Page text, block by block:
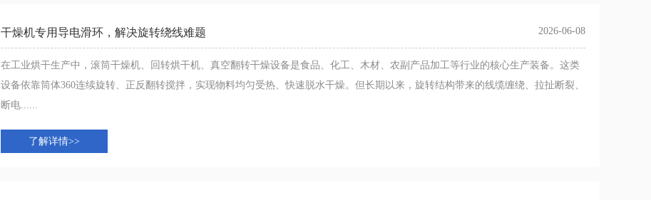
干燥机专用导电滑环，解决旋转绕线难题 2026-06-08
在工业烘干生产中，滚筒干燥机、回转烘干机、真空翻转干燥设备是食品、化工、木材、农副产品加工等行业的核心生产装备。这类
设备依靠筒体360连续旋转、正反翻转搅拌，实现物料均匀受热、快速脱水干燥。但长期以来，旋转结构带来的线缆缠绕、拉扯断裂、
断电......
了解详情>>